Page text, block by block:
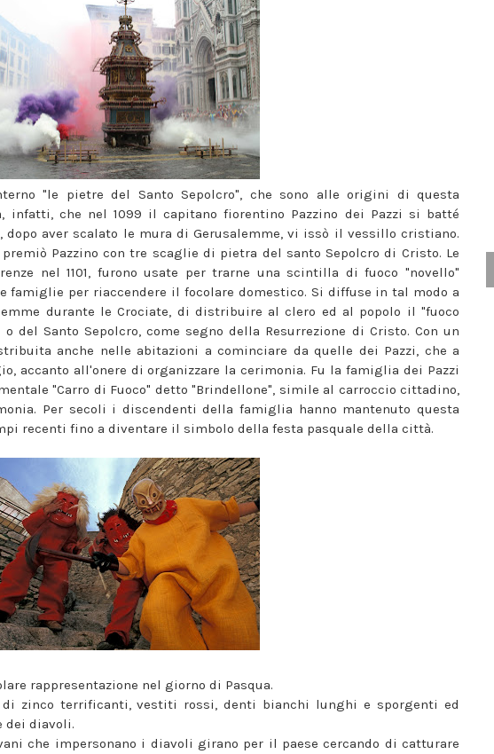
"le pietre del Santo Sepolcro", che sono alle origini di questa
infatti, che nel 1099 il capitano fiorentino Pazzino dei Pazzi si batté
aver scalato le mura di Gerusalemme, vi issò il vessillo cristiano.
Pazzino con tre scaglie di pietra del santo Sepolcro di Cristo. Le
nel 1101, furono usate per trarne una scintilla di fuoco "novello"
famiglie per riaccendere il focolare domestico. Si diffuse in tal modo a
durante le Crociate, di distribuire al clero ed al popolo il "fuoco
del Santo Sepolcro, come segno della Resurrezione di Cristo. Con un
anche nelle abitazioni a cominciare da quelle dei Pazzi, che a
accanto all'onere di organizzare la cerimonia. Fu la famiglia dei Pazzi
"Carro di Fuoco" detto "Brindellone", simile al carroccio cittadino,
Per secoli i discendenti della famiglia hanno mantenuto questa
recenti fino a diventare il simbolo della festa pasquale della città.
rappresentazione nel giorno di Pasqua.
di zinco terrificanti, vestiti rossi, denti bianchi lunghi e sporgenti ed
dei diavoli.
che impersonano i diavoli girano per il paese cercando di catturare